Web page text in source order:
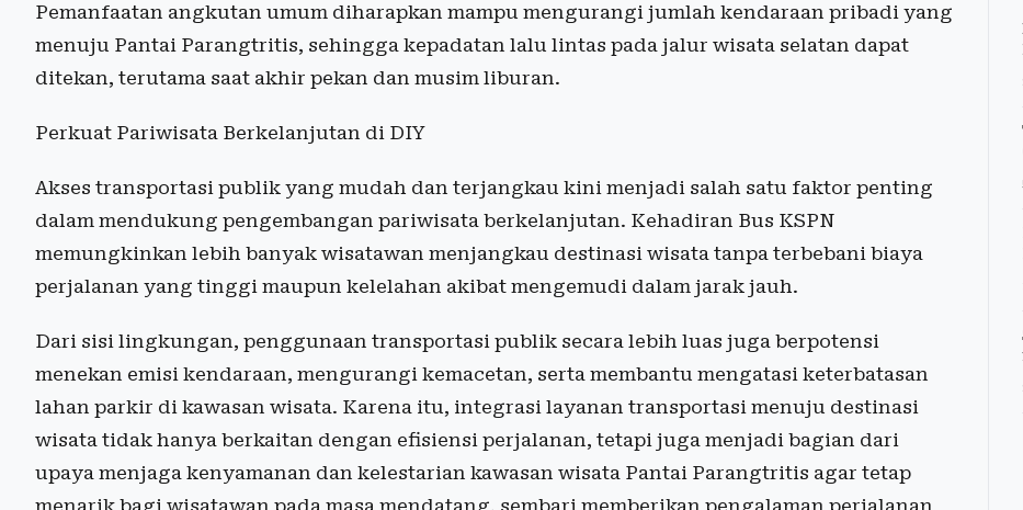
Pemanfaatan angkutan umum diharapkan mampu mengurangi jumlah kendaraan pribadi yang
menuju Pantai Parangtritis, sehingga kepadatan lalu lintas pada jalur wisata selatan dapat
ditekan, terutama saat akhir pekan dan musim liburan.
Perkuat Pariwisata Berkelanjutan di DIY
Akses transportasi publik yang mudah dan terjangkau kini menjadi salah satu faktor penting
dalam mendukung pengembangan pariwisata berkelanjutan. Kehadiran Bus KSPN
memungkinkan lebih banyak wisatawan menjangkau destinasi wisata tanpa terbebani biaya
perjalanan yang tinggi maupun kelelahan akibat mengemudi dalam jarak jauh.
Dari sisi lingkungan, penggunaan transportasi publik secara lebih luas juga berpotensi
menekan emisi kendaraan, mengurangi kemacetan, serta membantu mengatasi keterbatasan
lahan parkir di kawasan wisata. Karena itu, integrasi layanan transportasi menuju destinasi
wisata tidak hanya berkaitan dengan efisiensi perjalanan, tetapi juga menjadi bagian dari
upaya menjaga kenyamanan dan kelestarian kawasan wisata Pantai Parangtritis agar tetap